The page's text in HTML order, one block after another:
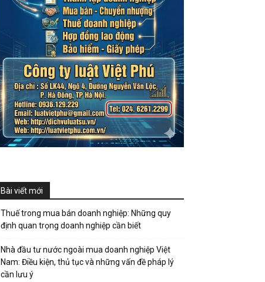
Bài viết mới
Thuế trong mua bán doanh nghiệp: Những quy
định quan trọng doanh nghiệp cần biết
Nhà đầu tư nước ngoài mua doanh nghiệp Việt
Nam: Điều kiện, thủ tục và những vấn đề pháp lý
cần lưu ý